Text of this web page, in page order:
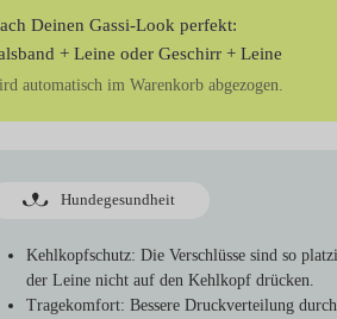
Deinen Gassi-Look perfekt:
+ Leine oder Geschirr + Leine
automatisch im Warenkorb abgezogen.
Hundegesundheit
Kehlkopfschutz: Die Verschlüsse sind so
der Leine nicht auf den Kehlkopf drücken.
Tragekomfort: Bessere Druckverteilung